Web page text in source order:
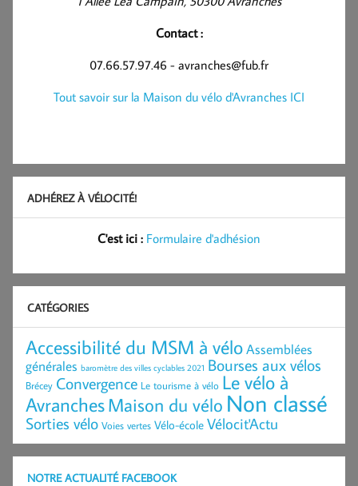
Contact :
07.66.57.97.46 - avranches@fub.fr
Tout savoir sur la Maison du vélo d'Avranches ICI
ADHÉREZ À VÉLOCITÉ!
C'est ici : Formulaire d'adhésion
CATÉGORIES
Accessibilité du MSM à véloAssemblées
générales baromètre des villes cyclables 2021 Bourses aux vélos
Brécey Convergence Le tourisme à vélo Le vélo à
AvranchesMaison du vélo Non classé
Sorties vélo Voies vertes Vélo-école Vélocit'Actu
NOTRE ACTUALITÉ FACEBOOK